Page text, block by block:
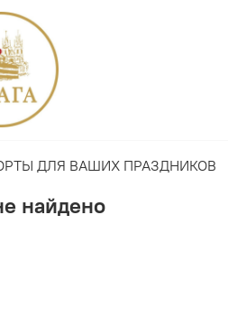
ДЛЯ ВАШИХ ПРАЗДНИКОВ
найдено